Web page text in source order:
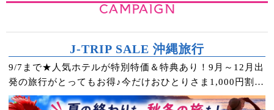
CAMPAIGN
J-TRIP SALE 沖縄旅行
9/7まで★人気ホテルが特別特価＆特典あり！9月～12月出
発の旅行がとってもお得♪今だけおひとりさま1,000円割引
クーポンもプレゼント！